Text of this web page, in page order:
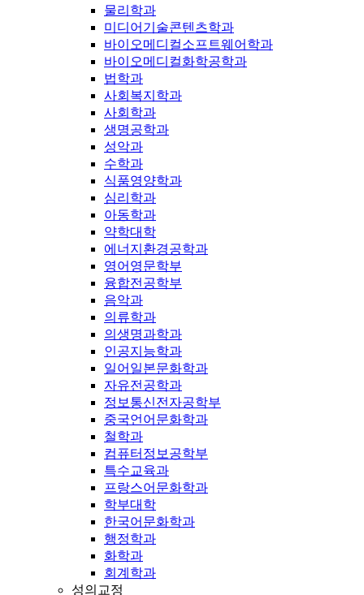
물리학과
미디어기술콘텐츠학과
바이오메디컬소프트웨어학과
바이오메디컬화학공학과
법학과
사회복지학과
사회학과
생명공학과
성악과
수학과
식품영양학과
심리학과
아동학과
약학대학
에너지환경공학과
영어영문학부
융합전공학부
음악과
의류학과
의생명과학과
인공지능학과
일어일본문화학과
자유전공학과
정보통신전자공학부
중국언어문화학과
철학과
컴퓨터정보공학부
특수교육과
프랑스어문화학과
학부대학
한국어문화학과
행정학과
화학과
회계학과
성의교정